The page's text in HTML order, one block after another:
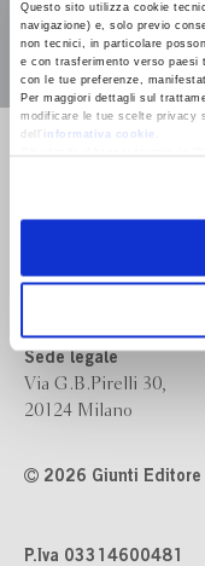
Questo sito utilizza cookie
navigazione) e, solo previo
non tecnici, in particolare
e con trasferimento verso
con le tue preferenze,
Per maggiori dettagli sul
modificare le tue scelte privacy
dell’
informativa cookie
Via Bolognese 165,
Sede legale
Via G.B.Pirelli 30,
20124 Milano
2026 Giunti Editore
P.Iva 03314600481